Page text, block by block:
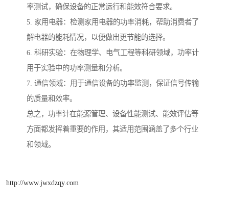
率测试，确保设备的正常运行和能效符合要求。
5. 家用电器：检测家用电器的功率消耗，帮助消费者了
解电器的能耗情况，以便做出更节能的选择。
6. 科研实验：在物理学、电气工程等科研领域，功率计
用于实验中的功率测量和分析。
7. 通信领域：用于通信设备的功率监测，保证信号传输
的质量和效率。
总之，功率计在能源管理、设备性能测试、能效评估等
方面都发挥着重要的作用，其适用范围涵盖了多个行业
和领域。
http://www.jwxdzqy.com